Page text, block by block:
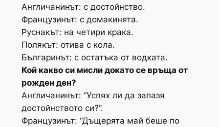
Англичанинът: с достойнство.
Французинът: с домакинята.
Руснакът: на четири крака.
Полякът: отива с кола.
Българинът: с остатъка от водката.
Кой какво си мисли докато се връща от
рожден ден?
Англичанинът: “Успях ли да запазя
достойнството си?”.
Французинът: “Дъщерята май беше по